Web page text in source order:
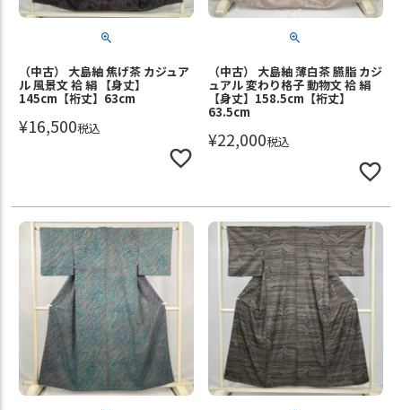
（中古） 大島紬 焦げ茶 カジュア
ル 風景文 袷 絹 【身丈】
145cm【裄丈】63cm
¥16,500税込
（中古） 大島紬 薄白茶 臙脂 カジ
ュアル 変わり格子 動物文 袷 絹
【身丈】158.5cm【裄丈】
63.5cm
¥22,000税込